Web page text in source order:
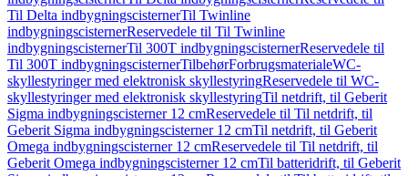
Til Delta indbygningscisternerTil Twinline
indbygningscisternerReservedele til Til Twinline
indbygningscisternerTil 300T indbygningscisternerReservedele til
Til 300T indbygningscisternerTilbehørForbrugsmaterialeWC-
skyllestyringer med elektronisk skyllestyringReservedele til WC-
skyllestyringer med elektronisk skyllestyringTil netdrift, til Geberit
Sigma indbygningscisterner 12 cmReservedele til Til netdrift, til
Geberit Sigma indbygningscisterner 12 cmTil netdrift, til Geberit
Omega indbygningscisterner 12 cmReservedele til Til netdrift, til
Geberit Omega indbygningscisterner 12 cmTil batteridrift, til Geberit